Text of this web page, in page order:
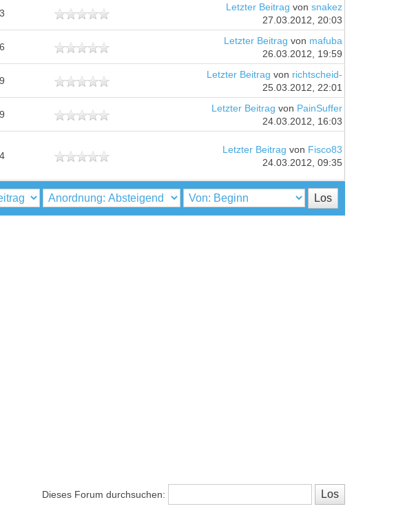
Letzter Beitrag von snakez
27.03.2012, 20:03
Letzter Beitrag von mafuba
26.03.2012, 19:59
Letzter Beitrag von richtscheid-
25.03.2012, 22:01
Letzter Beitrag von PainSuffer
24.03.2012, 16:03
Letzter Beitrag von Fisco83
24.03.2012, 09:35
Dieses Forum durchsuchen: